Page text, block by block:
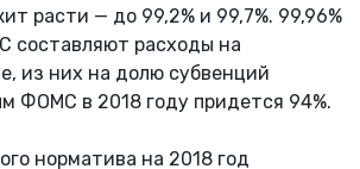
расти — до 99,2% и 99,7%. 99,96%
составляют расходы на
из них на долю субвенций
ФОМС в 2018 году придется 94%.
норматива на 2018 год